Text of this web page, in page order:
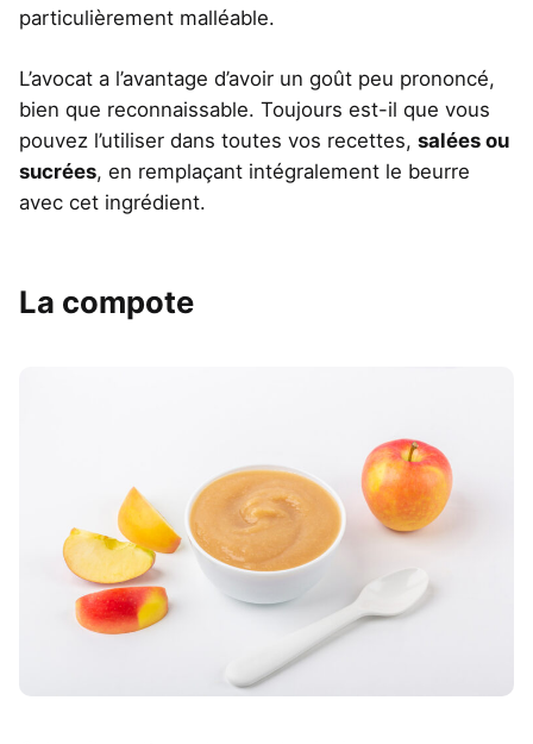
particulièrement malléable.
L’avocat a l’avantage d’avoir un goût peu prononcé,
bien que reconnaissable. Toujours est-il que vous
pouvez l’utiliser dans toutes vos recettes, salées ou
sucrées, en remplaçant intégralement le beurre
avec cet ingrédient.
La compote